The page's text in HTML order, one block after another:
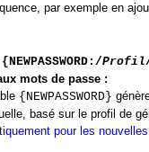
par exemple en
{NEWPASSWORD:/Profil
mots de passe :
{NEWPASSWORD}
basé sur le profil de
pour les